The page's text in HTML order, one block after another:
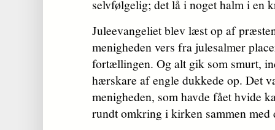
selvfølgelig; det lå i noget halm i en
Juleevangeliet blev læst op af
menigheden vers fra julesalmer
fortællingen. Og alt gik som smurt,
hærskare af engle dukkede op. Det
menigheden, som havde fået hvide
rundt omkring i kirken sammen